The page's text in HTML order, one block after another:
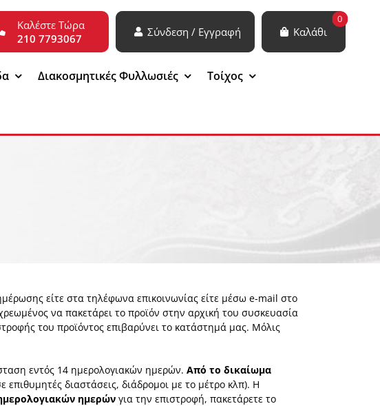
Καλέστε Τώρα
210 7793067
Σύνδεση / Εγγραφή Καλάθι
0
Διακοσμητικές Φυλλωσιές Τοίχος
είτε στα τηλέφωνα επικοινωνίας είτε μέσω e-mail στο
να πακετάρει το προϊόν στην αρχική του συσκευασία
του προϊόντος επιβαρύνει το κατάστημά μας. Μόλις
εντός 14 ημερολογιακών ημερών. Από το δικαίωμα
επιθυμητές διαστάσεις, διάδρομοι με το μέτρο κλπ). Η
ημερών για την επιστροφή, πακετάρετε το